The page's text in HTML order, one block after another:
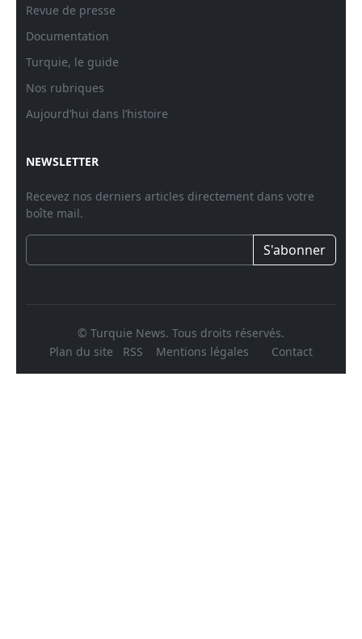
Revue de presse
Documentation
Turquie, le guide
Nos rubriques
Aujourd’hui dans l’histoire
NEWSLETTER
Recevez nos derniers articles directement dans votre
boîte mail.
S'abonner
© Turquie News. Tous droits réservés.
Plan du site
RSS Mentions légales Contact